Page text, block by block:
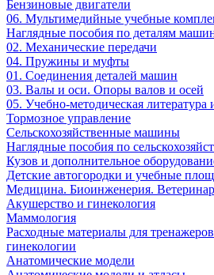
Бензиновые двигатели
06. Мультимедийные учебные
Наглядные пособия по деталям
02. Механические передачи
04. Пружины и муфты
01. Соединения деталей машин
03. Валы и оси. Опоры валов и осей
05. Учебно-методическая литература
Тормозное управление
Сельскохозяйственные машины
Наглядные пособия по
Кузов и дополнительное
Детские автогородки и учебные
Медицина. Биоинженерия.
Акушерство и гинекология
Маммология
Расходные материалы для
гинекологии
Анатомические модели